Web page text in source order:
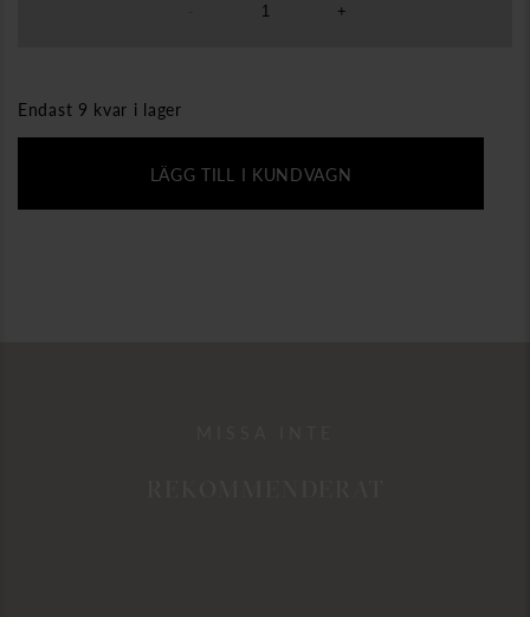
+
Endast 9 kvar i lager
LÄGG TILL I KUNDVAGN